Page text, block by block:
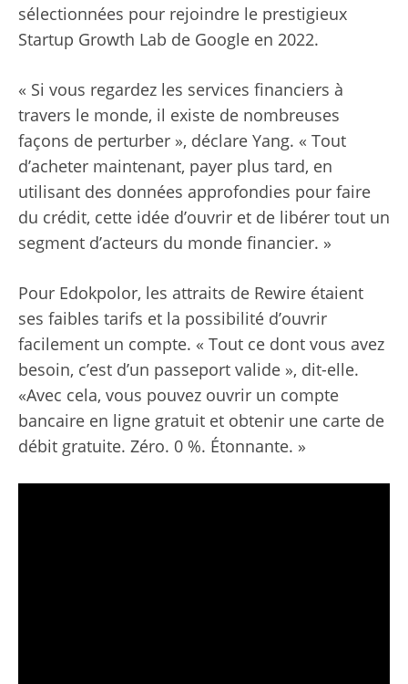
sélectionnées pour rejoindre le prestigieux
Startup Growth Lab de Google en 2022.
« Si vous regardez les services financiers à
travers le monde, il existe de nombreuses
façons de perturber », déclare Yang. « Tout
d’acheter maintenant, payer plus tard, en
utilisant des données approfondies pour faire
du crédit, cette idée d’ouvrir et de libérer tout un
segment d’acteurs du monde financier. »
Pour Edokpolor, les attraits de Rewire étaient
ses faibles tarifs et la possibilité d’ouvrir
facilement un compte. « Tout ce dont vous avez
besoin, c’est d’un passeport valide », dit-elle.
«Avec cela, vous pouvez ouvrir un compte
bancaire en ligne gratuit et obtenir une carte de
débit gratuite. Zéro. 0 %. Étonnante. »